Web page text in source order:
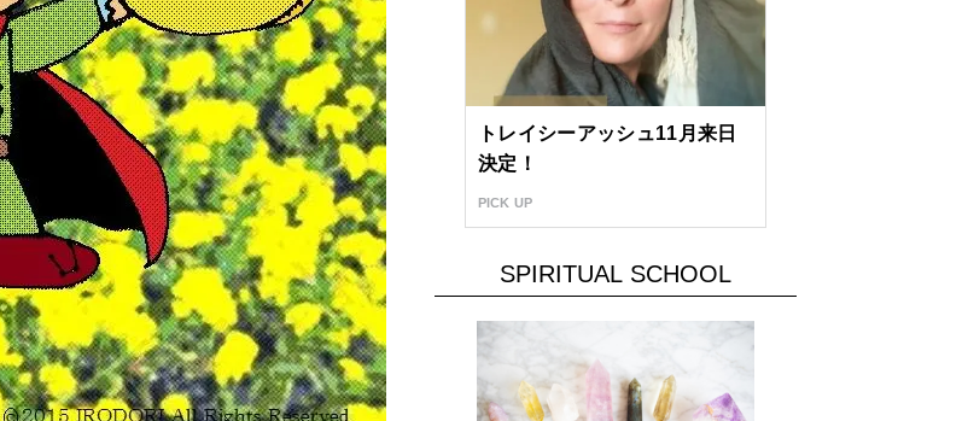
トレイシーアッシュ11月来日
決定！
PICK UP
SPIRITUAL SCHOOL